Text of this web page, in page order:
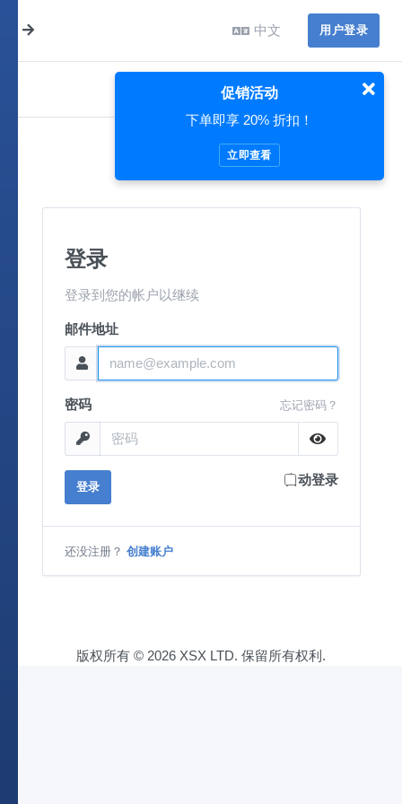
中文 用户登录
登录
登录到您的帐户以继续
邮件地址
密码 忘记密码？
登录 自动登录
还没注册？ 创建账户
版权所有 © 2026 XSX LTD. 保留所有权利.
促销活动
下单即享 20% 折扣！
立即查看